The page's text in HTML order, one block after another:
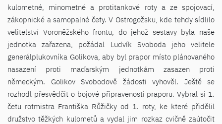
kulometné, minometné a protitankové roty a ze spojovací,
zákopnické a samopalné čety. V Ostrogožsku, kde tehdy sídlilo
velitelství Voroněžského frontu, do jehož sestavy byla naše
jednotka zařazena, požádal Ludvík Svoboda jeho velitele
generálplukovníka Golikova, aby byl prapor místo plánovaného
nasazení proti maďarským jednotkám zasazen proti
německým. Golikov Svobodově žádosti vyhověl. Ještě se
rozhodl přesvědčit o bojové připravenosti praporu. Vybral si 1.
četu rotmistra Františka Růžičky od 1. roty, ke které přidělil
družstvo těžkých kulometů a vydal jim rozkaz cvičně zaútočit